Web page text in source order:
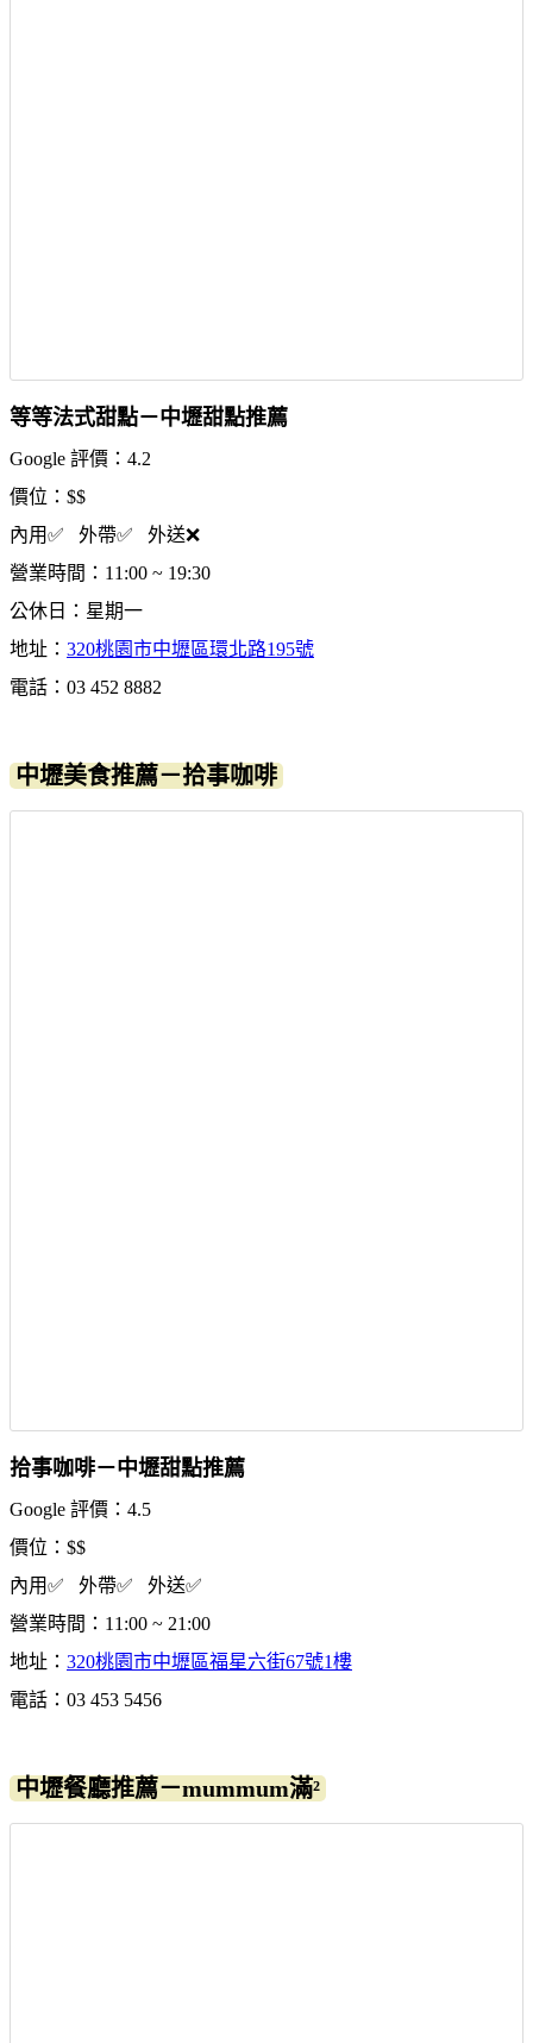
等等法式甜點－中壢甜點推薦
Google 評價：4.2
價位：$$
內用✅ 外帶✅ 外送❌
營業時間：11:00 ~ 19:30
公休日：星期一
地址： 320桃園市中壢區環北路195號
電話：03 452 8882
中壢美食推薦－拾事咖啡
拾事咖啡－中壢甜點推薦
Google 評價：4.5
價位：$$
內用✅ 外帶✅ 外送✅
營業時間：11:00 ~ 21:00
地址： 320桃園市中壢區福星六街67號1樓
電話：03 453 5456
中壢餐廳推薦－mummum滿²